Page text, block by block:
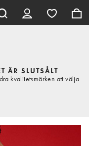
ÄR SLUTSÅLT
kvalitetsmärken att välja